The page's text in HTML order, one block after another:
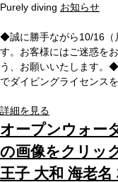
Purely diving お知らせ
◆誠に勝手ながら10/16（
す。お客様にはご迷惑を
う、お願いいたします。
でダイビングライセンス
詳細を見る
オープンウォー
の画像をクリッ
王子 大和 海老